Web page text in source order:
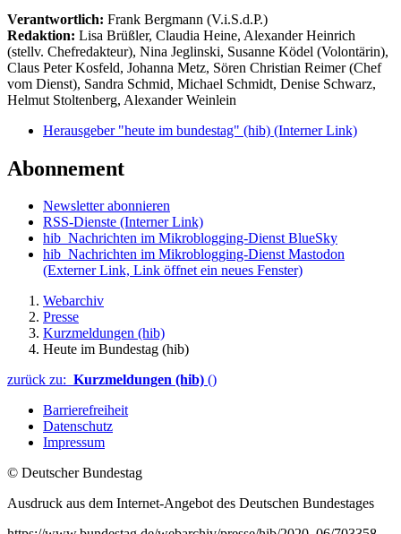
Verantwortlich: Frank Bergmann (V.i.S.d.P.)
Redaktion: Lisa Brüßler, Claudia Heine, Alexander Heinrich
(stellv. Chefredakteur), Nina Jeglinski, Susanne Ködel (Volontärin),
Claus Peter Kosfeld, Johanna Metz, Sören Christian Reimer (Chef
vom Dienst), Sandra Schmid, Michael Schmidt, Denise Schwarz,
Helmut Stoltenberg, Alexander Weinlein
Herausgeber "heute im bundestag" (hib) (Interner Link)
Abonnement
Newsletter abonnieren
RSS-Dienste (Interner Link)
hib_Nachrichten im Mikroblogging-Dienst BlueSky
hib_Nachrichten im Mikroblogging-Dienst Mastodon
(Externer Link, Link öffnet ein neues Fenster)
Webarchiv
Presse
Kurzmeldungen (hib)
Heute im Bundestag (hib)
zurück zu: Kurzmeldungen (hib) ()
Barrierefreiheit
Datenschutz
Impressum
© Deutscher Bundestag
Ausdruck aus dem Internet-Angebot des Deutschen Bundestages